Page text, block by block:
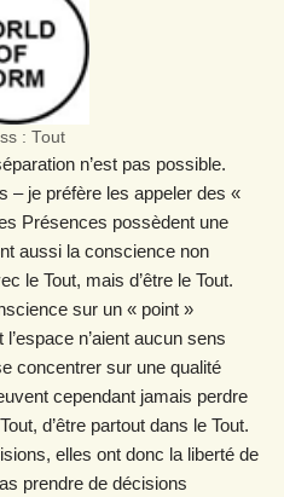
: Tout
n’est pas possible.
– je préfère les appeler des «
Présences possèdent une
aussi la conscience non
le Tout, mais d’être le Tout.
sur un « point »
n’aient aucun sens
concentrer sur une qualité
cependant jamais perdre
d’être partout dans le Tout.
elles ont donc la liberté de
prendre de décisions